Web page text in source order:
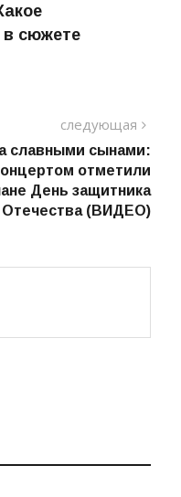
в сюжете
следующая
славными сынами:
отметили
День защитника
Отечества (ВИДЕО)